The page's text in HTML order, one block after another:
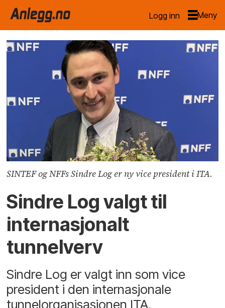
Logg inn
SINTEF og NFFs Sindre Log er ny vice president i ITA.
Sindre Log valgt til
internasjonalt
tunnelverv
Sindre Log er valgt inn som vice
president i den internasjonale
tunnelorganisasjonen ITA.